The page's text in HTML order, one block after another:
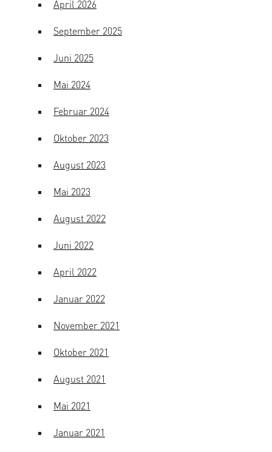
April 2026
September 2025
Juni 2025
Mai 2024
Februar 2024
Oktober 2023
August 2023
Mai 2023
August 2022
Juni 2022
April 2022
Januar 2022
November 2021
Oktober 2021
August 2021
Mai 2021
Januar 2021